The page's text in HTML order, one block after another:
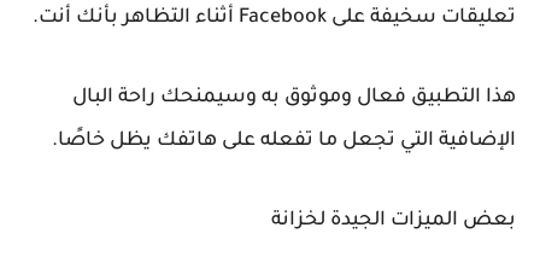
تعليقات سخيفة على Facebook أثناء التظاهر بأنك أنت.
هذا التطبيق فعال وموثوق به وسيمنحك راحة البال
الإضافية التي تجعل ما تفعله على هاتفك يظل خاصًا.
بعض الميزات الجيدة لخزانة